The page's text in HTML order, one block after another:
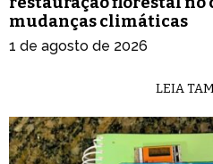
mudanças climáticas
1 de agosto de 2026
LEIA